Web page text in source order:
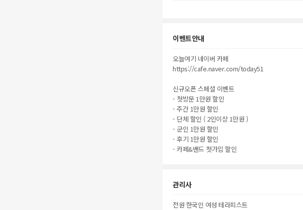
이벤트안내
오늘여기 네이버 카페
https://cafe.naver.com/today51
신규오픈 스페셜 이벤트
- 첫방문 1만원 할인
- 주간 1만원 할인
- 단체 할인 ( 2인이상 1만원 )
- 군인 1만원 할인
- 후기 1만원 할인
- 카페&밴드 첫가입 할인
관리사
전원 한국인 여성 테라피스트